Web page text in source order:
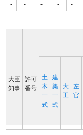
- - - - -
大臣
知事
許可
番号
土
木
一
式
建
築
一
式
大
工
左
官